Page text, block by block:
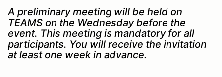
A preliminary meeting will be held on
TEAMS on the Wednesday before the
event. This meeting is mandatory for all
participants. You will receive the invitation
at least one week in advance.